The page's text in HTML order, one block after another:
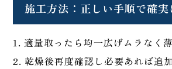
施工方法：正しい手順で確実
1. 適量取ったら均一広げムラなく
2. 乾燥後再度確認し必要あれば追